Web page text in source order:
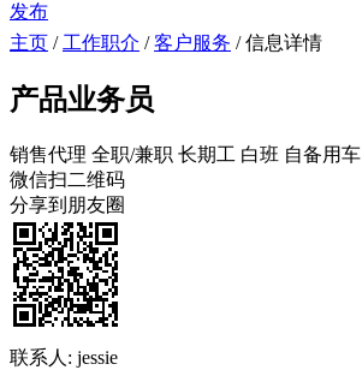
发布
主页 /工作职介 /客户服务 / 信息详情
产品业务员
销售代理 全职/兼职 长期工 白班 自备用车
微信扫二维码
分享到朋友圈
联系人: jessie